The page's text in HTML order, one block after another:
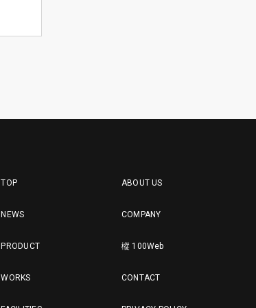
TOP
NEWS
PRODUCT
WORKS
ABOUT US
COMPANY
樅 100Web
CONTACT